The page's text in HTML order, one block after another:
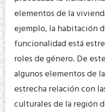
elementos de la
ejemplo, la habitación
funcionalidad está
roles de género. De
algunos elementos de
estrecha relación con
culturales de la región